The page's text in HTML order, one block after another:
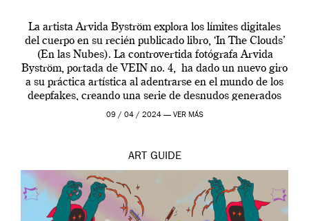
La artista Arvida Byström explora los límites digitales
del cuerpo en su recién publicado libro, ‘In The Clouds’
(En las Nubes). La controvertida fotógrafa Arvida
Byström, portada de VEIN no. 4, ha dado un nuevo giro
a su práctica artística al adentrarse en el mundo de los
deepfakes, creando una serie de desnudos generados
por […]
09 / 04 / 2024 — VER MÁS
ART GUIDE